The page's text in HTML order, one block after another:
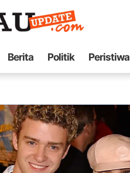
Berita Politik Peristiwa